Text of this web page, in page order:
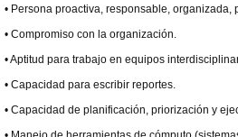
• Persona proactiva, responsable, organizada,
• Compromiso con la organización.
• Aptitud para trabajo en equipos
• Capacidad para escribir reportes.
• Capacidad de planificación, priorización y